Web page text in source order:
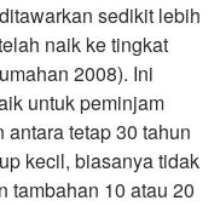
sedikit lebih
naik ke tingkat
2008). Ini
untuk peminjam
tetap 30 tahun
kecil, biasanya tidak
tambahan 10 atau 20